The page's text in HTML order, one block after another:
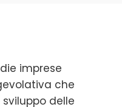
imprese
che
delle